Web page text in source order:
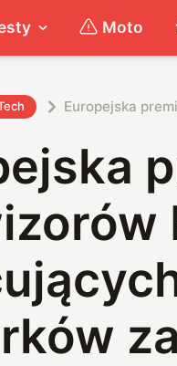
Moto
Europejska